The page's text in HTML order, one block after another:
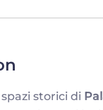
storici di